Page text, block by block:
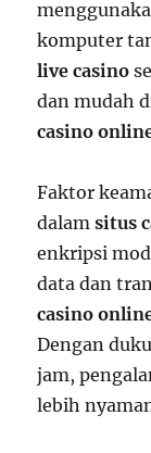
komputer
live casino
dan mudah
casino
Faktor
dalamsitus
enkripsi
data dan
casino
Dengan
jam,
lebih